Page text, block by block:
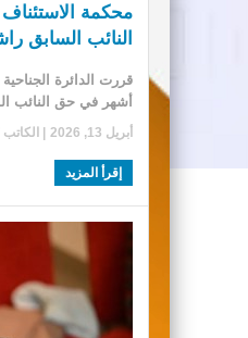
النائب السابق
أشهر في حق النائب
أبريل 13, 2026 | الكاتب
إقرأ المزيد